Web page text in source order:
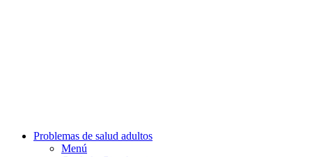
Problemas de salud adultos
Menú